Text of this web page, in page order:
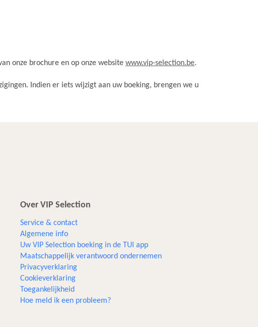
onze brochure en op onze website www.vip-selection.be.
Indien er iets wijzigt aan uw boeking, brengen we u
Over VIP Selection
Service & contact
Algemene info
Uw VIP Selection boeking in de TUI app
Maatschappelijk verantwoord ondernemen
Privacyverklaring
Cookieverklaring
Toegankelijkheid
Hoe meld ik een probleem?